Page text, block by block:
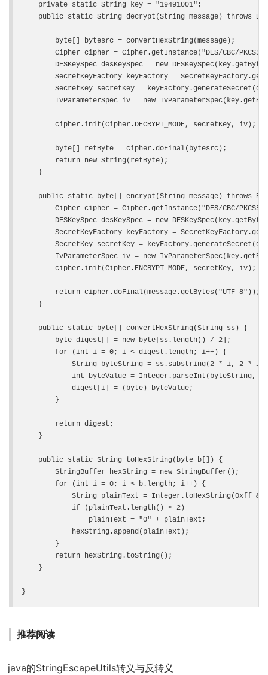
    private static String key = "19491001";
public static String decrypt(String message) throws
        byte[] bytesrc = convertHexString(message);
Cipher cipher = Cipher.getInstance("DES/CBC/
DESKeySpec desKeySpec = new
SecretKeyFactory keyFactory =
SecretKey secretKey =
IvParameterSpec iv = new
        cipher.init(Cipher.DECRYPT_MODE, secretKey, iv);
        byte[] retByte = cipher.doFinal(bytesrc);
        return new String(retByte);
    }
public static byte[] encrypt(String message) throws
Cipher cipher = Cipher.getInstance("DES/CBC/
DESKeySpec desKeySpec = new
SecretKeyFactory keyFactory =
SecretKey secretKey =
IvParameterSpec iv = new
        cipher.init(Cipher.ENCRYPT_MODE, secretKey, iv);
        return cipher.doFinal(message.getBytes("UTF-8"));
    }
    public static byte[] convertHexString(String ss) {
        byte digest[] = new byte[ss.length() / 2];
        for (int i = 0; i < digest.length; i++) {
String byteString = ss.substring(2 * i, 2 * i
int byteValue = Integer.parseInt(byteString,
            digest[i] = (byte) byteValue;
        }
        return digest;
    }
    public static String toHexString(byte b[]) {
        StringBuffer hexString = new StringBuffer();
        for (int i = 0; i < b.length; i++) {
String plainText = Integer.toHexString(0xff &
            if (plainText.length() < 2)
                plainText = "0" + plainText;
            hexString.append(plainText);
        }
        return hexString.toString();
    }
}
推荐阅读
java的StringEscapeUtils转义与反转义